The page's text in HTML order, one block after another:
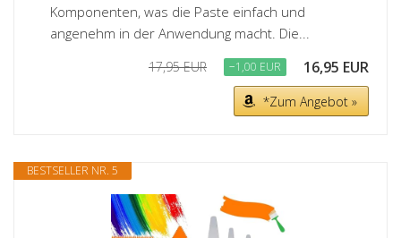
Komponenten, was die Paste einfach und
angenehm in der Anwendung macht. Die...
17,95 EUR −1,00 EUR 16,95 EUR
*Zum Angebot »
BESTSELLER NR. 5